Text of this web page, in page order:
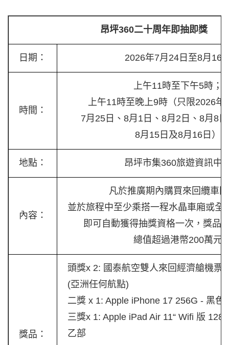
昂坪360二十周年即抽即獎
日期： 2026年7月24日至8月16
時間：
上午11時至下午5時；
上午11時至晚上9時（只限2026年
7月25日、8月1日、8月2日、8月8
8月15日及8月16日）
地點： 昂坪市集360旅遊資訊中
內容：
凡於推廣期內購買來回纜車
並於旅程中至少乘搭一程水晶車廂或全
即可自動獲得抽獎資格一次，獎品
總值超過港幣200萬元
獎品：
頭獎x 2: 國泰航空雙人來回經濟艙機票
(亞洲任何航點)
二獎 x 1: Apple iPhone 17 256G - 黑色
三獎x 1: Apple iPad Air 11“ Wifi 版
乙部